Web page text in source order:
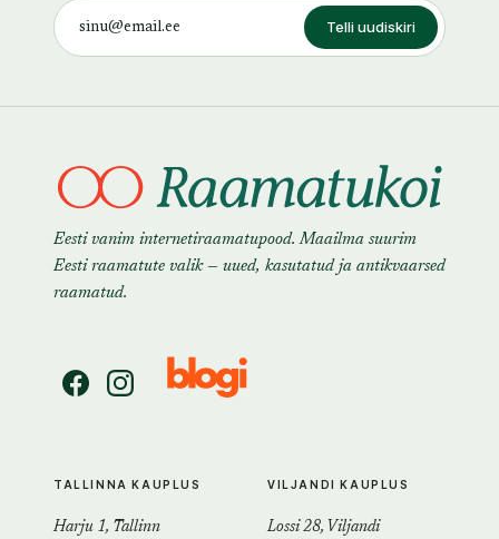
Telli uudiskiri
Eesti vanim internetiraamatupood. Maailma suurim
Eesti raamatute valik — uued, kasutatud ja antikvaarsed
raamatud.
TALLINNA KAUPLUS
Harju 1, Tallinn
VILJANDI KAUPLUS
Lossi 28, Viljandi